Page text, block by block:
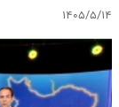
۱۴۰۵/۵/۱۴